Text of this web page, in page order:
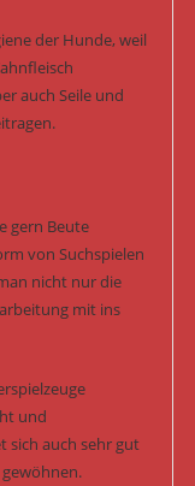
der Hunde, weil
auch Seile und
gern Beute
von Suchspielen
nicht nur die
mit ins
und
sich auch sehr gut